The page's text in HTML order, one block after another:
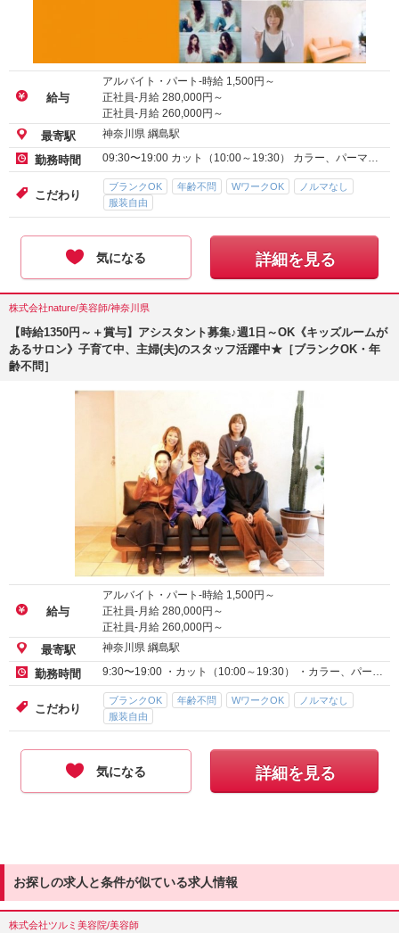
給与
アルバイト・パート-時給 1,500円～
正社員-月給 280,000円～
正社員-月給 260,000円～
最寄駅 神奈川県 綱島駅
勤務時間 09:30〜19:00 カット（10:00～19:30） カラー、パーマ…
こだわり
ブランクOK 年齢不問 WワークOK
ノルマなし
服装自由
気になる 詳細を見る
株式会社nature/美容師/神奈川県
【時給1350円～＋賞与】アシスタント募集♪週1日～OK《キッズルームが
あるサロン》子育て中、主婦(夫)のスタッフ活躍中★［ブランクOK・年
齢不問］
給与
アルバイト・パート-時給 1,500円～
正社員-月給 280,000円～
正社員-月給 260,000円～
最寄駅 神奈川県 綱島駅
勤務時間 9:30〜19:00 ・カット（10:00～19:30） ・カラー、パー…
こだわり
ブランクOK 年齢不問 WワークOK
ノルマなし
服装自由
気になる 詳細を見る
お探しの求人と条件が似ている求人情報
株式会社ツルミ美容院/美容師